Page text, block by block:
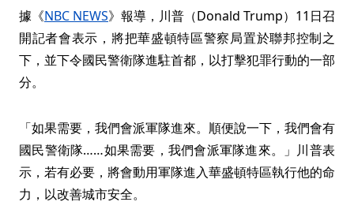
據《NBC NEWS》報導，川普（Donald Trump）11日召
開記者會表示，將把華盛頓特區警察局置於聯邦控制之
下，並下令國民警衛隊進駐首都，以打擊犯罪行動的一部
分。
「如果需要，我們會派軍隊進來。順便說一下，我們會有
國民警衛隊……如果需要，我們會派軍隊進來。」川普表
示，若有必要，將會動用軍隊進入華盛頓特區執行他的命
力，以改善城市安全。